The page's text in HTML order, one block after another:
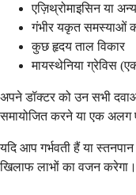
एज़िथ्रोमाइसिन या
गंभीर यकृत समस्याओं
कुछ हृदय ताल विकार
मायस्थेनिया ग्रेविस
अपने डॉक्टर को उन सभी
समायोजित करने या एक अलग
यदि आप गर्भवती हैं या
खिलाफ लाभों का वजन करेगा।